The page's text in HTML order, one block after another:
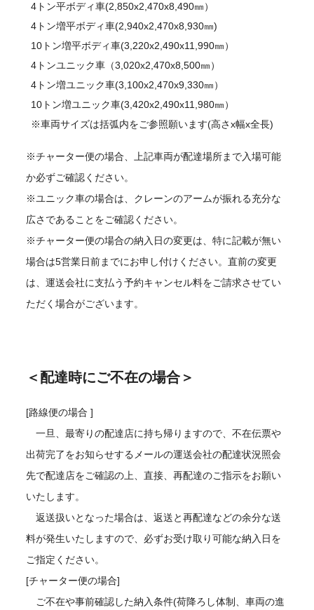
4トン平ボディ車(2,850x2,470x8,490㎜）
4トン増平ボディ車(2,940x2,470x8,930㎜)
10トン増平ボディ車(3,220x2,490x11,990㎜）
4トンユニック車（3,020x2,470x8,500㎜）
4トン増ユニック車(3,100x2,470x9,330㎜）
10トン増ユニック車(3,420x2,490x11,980㎜）
※車両サイズは括弧内をご参照願います(高さx幅x全長)
※チャーター便の場合、上記車両が配達場所まで入場可能
か必ずご確認ください。
※ユニック車の場合は、クレーンのアームが振れる充分な
広さであることをご確認ください。
※チャーター便の場合の納入日の変更は、特に記載が無い
場合は5営業日前までにお申し付けください。直前の変更
は、運送会社に支払う予約キャンセル料をご請求させてい
ただく場合がございます。
＜配達時にご不在の場合＞
[路線便の場合 ]
一旦、最寄りの配達店に持ち帰りますので、不在伝票や
出荷完了をお知らせするメールの運送会社の配達状況照会
先で配達店をご確認の上、直接、再配達のご指示をお願い
いたします。
返送扱いとなった場合は、返送と再配達などの余分な送
料が発生いたしますので、必ずお受け取り可能な納入日を
ご指定ください。
[チャーター便の場合]
ご不在や事前確認した納入条件(荷降ろし体制、車両の進